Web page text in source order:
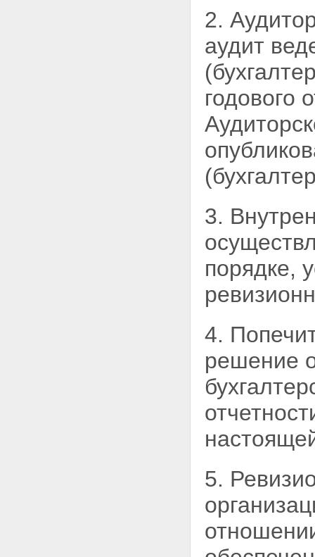
2.
аудит
годового
3.
порядке,
4.
решение
5.